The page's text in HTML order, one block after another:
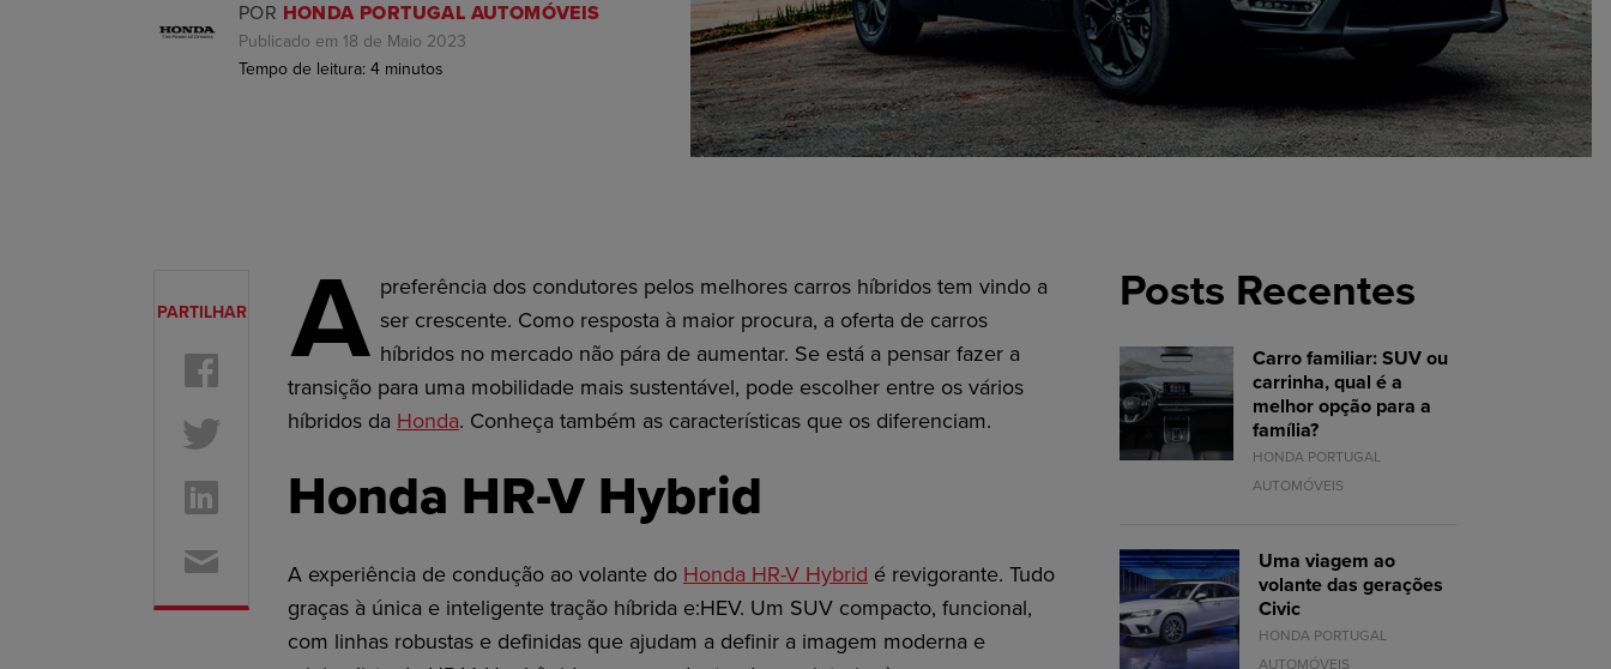
POR HONDA PORTUGAL AUTOMÓVEIS
Publicado em 18 de Maio 2023
Tempo de leitura: 4 minutos
PARTILHAR A preferência dos condutores pelos melhores carros híbridos tem vindo a
ser crescente. Como resposta à maior procura, a oferta de carros
híbridos no mercado não pára de aumentar. Se está a pensar fazer a
transição para uma mobilidade mais sustentável, pode escolher entre os vários
híbridos da Honda. Conheça também as características que os diferenciam.
Honda HR-V Hybrid
A experiência de condução ao volante do Honda HR-V Hybrid é revigorante. Tudo
graças à única e inteligente tração híbrida e:HEV. Um SUV compacto, funcional,
com linhas robustas e definidas que ajudam a definir a imagem moderna e
Posts Recentes
Carro familiar: SUV ou
carrinha, qual é a
melhor opção para a
família?
HONDA PORTUGAL
AUTOMÓVEIS
Uma viagem ao
volante das gerações
Civic
HONDA PORTUGAL
AUTOMÓVEIS